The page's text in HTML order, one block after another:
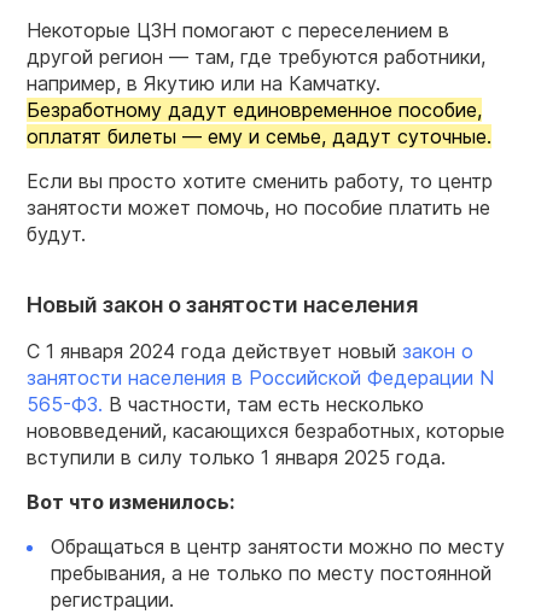
Некоторые ЦЗН помогают с переселением в
другой регион — там, где требуются работники,
например, в Якутию или на Камчатку.
Безработному дадут единовременное пособие,
оплатят билеты — ему и семье, дадут суточные.
Если вы просто хотите сменить работу, то центр
занятости может помочь, но пособие платить не
будут.
Новый закон о занятости населения
С 1 января 2024 года действует новый закон о
занятости населения в Российской Федерации N
565-ФЗ. В частности, там есть несколько
нововведений, касающихся безработных, которые
вступили в силу только 1 января 2025 года.
Вот что изменилось:
Обращаться в центр занятости можно по месту
пребывания, а не только по месту постоянной
регистрации.